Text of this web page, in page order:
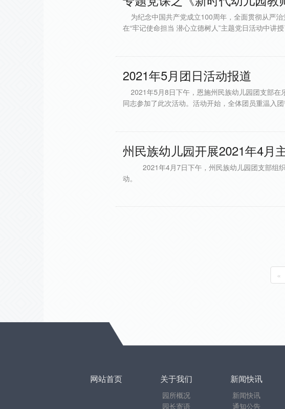
为纪念中国共产党成立100周年，全面贯彻从严
在“牢记使命担当 潜心立德树人”主题党日活动中讲
2021年5月团日活动报道
2021年5月8日下午，恩施州民族幼儿园团支部在
同志参加了此次活动。活动开始，全体团员重温入团
州民族幼儿园开展2021年4月
2021年4月7日下午，州民族幼儿园团支部组织
动。
«
网站首页 关于我们
园所概况
园长寄语
新闻快讯
新闻快讯
通知公告